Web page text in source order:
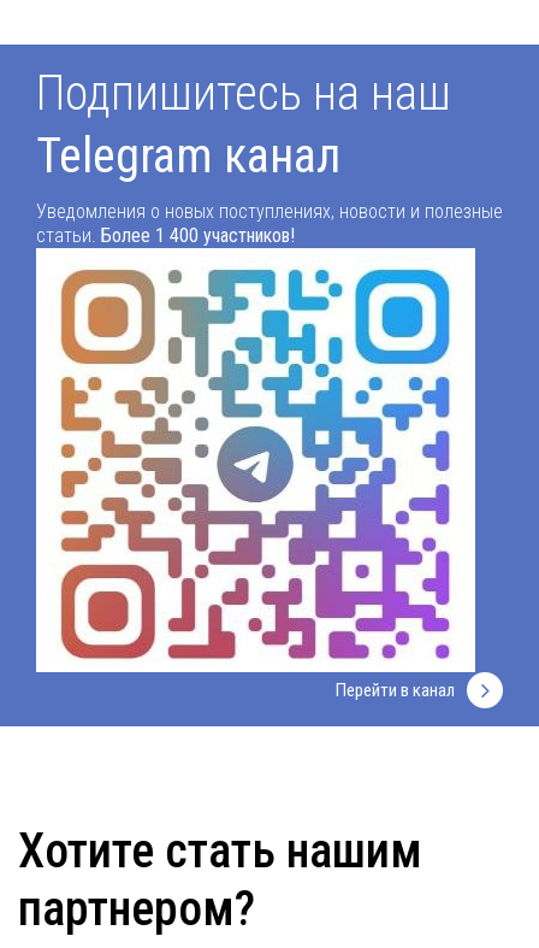
Подпишитесь на наш
Telegram канал
Уведомления о новых поступлениях, новости и полезные
статьи. Более 1 400 участников!
Перейти в канал
Хотите стать нашим
партнером?